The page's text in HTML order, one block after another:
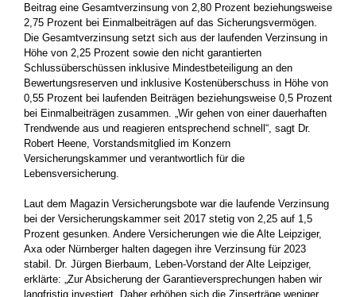
Beitrag eine Gesamtverzinsung von 2,80 Prozent beziehungsweise
2,75 Prozent bei Einmalbeiträgen auf das Sicherungsvermögen.
Die Gesamtverzinsung setzt sich aus der laufenden Verzinsung in
Höhe von 2,25 Prozent sowie den nicht garantierten
Schlussüberschüssen inklusive Mindestbeteiligung an den
Bewertungsreserven und inklusive Kostenüberschuss in Höhe von
0,55 Prozent bei laufenden Beiträgen beziehungsweise 0,5 Prozent
bei Einmalbeiträgen zusammen. „Wir gehen von einer dauerhaften
Trendwende aus und reagieren entsprechend schnell“, sagt Dr.
Robert Heene, Vorstandsmitglied im Konzern
Versicherungskammer und verantwortlich für die
Lebensversicherung.
Laut dem Magazin Versicherungsbote war die laufende Verzinsung
bei der Versicherungskammer seit 2017 stetig von 2,25 auf 1,5
Prozent gesunken. Andere Versicherungen wie die Alte Leipziger,
Axa oder Nürnberger halten dagegen ihre Verzinsung für 2023
stabil. Dr. Jürgen Bierbaum, Leben-Vorstand der Alte Leipziger,
erklärte: „Zur Absicherung der Garantieversprechungen haben wir
langfristig investiert. Daher erhöhen sich die Zinserträge weniger